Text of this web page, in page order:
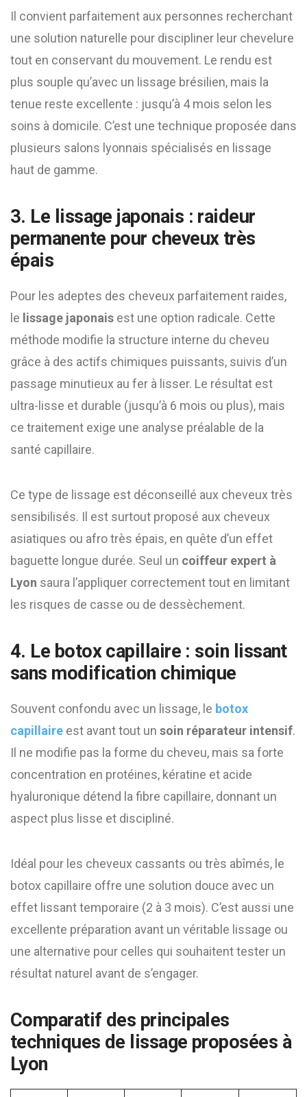
Il convient parfaitement aux personnes recherchant
une solution naturelle pour discipliner leur chevelure
tout en conservant du mouvement. Le rendu est
plus souple qu’avec un lissage brésilien, mais la
tenue reste excellente : jusqu’à 4 mois selon les
soins à domicile. C’est une technique proposée dans
plusieurs salons lyonnais spécialisés en lissage
haut de gamme.
3. Le lissage japonais : raideur
permanente pour cheveux très
épais
Pour les adeptes des cheveux parfaitement raides,
le lissage japonais est une option radicale. Cette
méthode modifie la structure interne du cheveu
grâce à des actifs chimiques puissants, suivis d’un
passage minutieux au fer à lisser. Le résultat est
ultra-lisse et durable (jusqu’à 6 mois ou plus), mais
ce traitement exige une analyse préalable de la
santé capillaire.
Ce type de lissage est déconseillé aux cheveux très
sensibilisés. Il est surtout proposé aux cheveux
asiatiques ou afro très épais, en quête d’un effet
baguette longue durée. Seul un coiffeur expert à
Lyon saura l’appliquer correctement tout en limitant
les risques de casse ou de dessèchement.
4. Le botox capillaire : soin lissant
sans modification chimique
Souvent confondu avec un lissage, le botox
capillaire est avant tout un soin réparateur intensif.
Il ne modifie pas la forme du cheveu, mais sa forte
concentration en protéines, kératine et acide
hyaluronique détend la fibre capillaire, donnant un
aspect plus lisse et discipliné.
Idéal pour les cheveux cassants ou très abîmés, le
botox capillaire offre une solution douce avec un
effet lissant temporaire (2 à 3 mois). C’est aussi une
excellente préparation avant un véritable lissage ou
une alternative pour celles qui souhaitent tester un
résultat naturel avant de s’engager.
Comparatif des principales
techniques de lissage proposées à
Lyon